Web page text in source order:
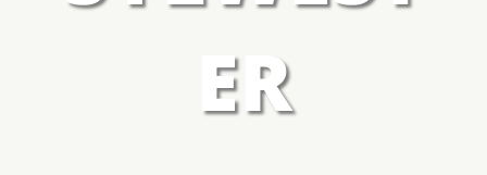
ER